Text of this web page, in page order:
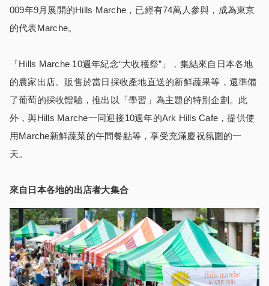
009年9月展開的Hills Marche，已經有74萬人參與，成為東京
的代表Marche。
「Hills Marche 10週年紀念“大收穫祭”」，集結來自日本各地
的農家出店。販售於當日採收產地直送的新鮮蔬果等，還準備
了葡萄的採收體驗，推出以「學習」為主題的特別企劃。此
外，與Hills Marche一同迎接10週年的Ark Hills Cafe，提供使
用Marche新鮮蔬菜的午間餐點等，享受充滿慶祝氛圍的一
天。
來自日本各地的出店者大集合